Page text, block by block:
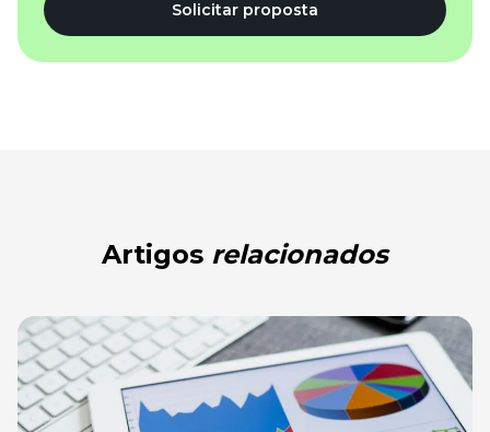
Solicitar proposta
Artigos relacionados